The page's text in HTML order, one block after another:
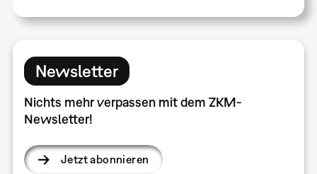
Newsletter
Nichts mehr verpassen mit dem ZKM-
Newsletter!
Jetzt abonnieren